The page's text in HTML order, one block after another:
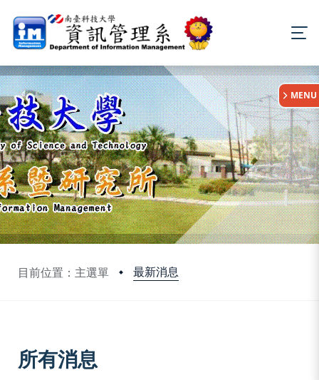
目前位置：主選單 最新消息
:::
MENU
所有消息